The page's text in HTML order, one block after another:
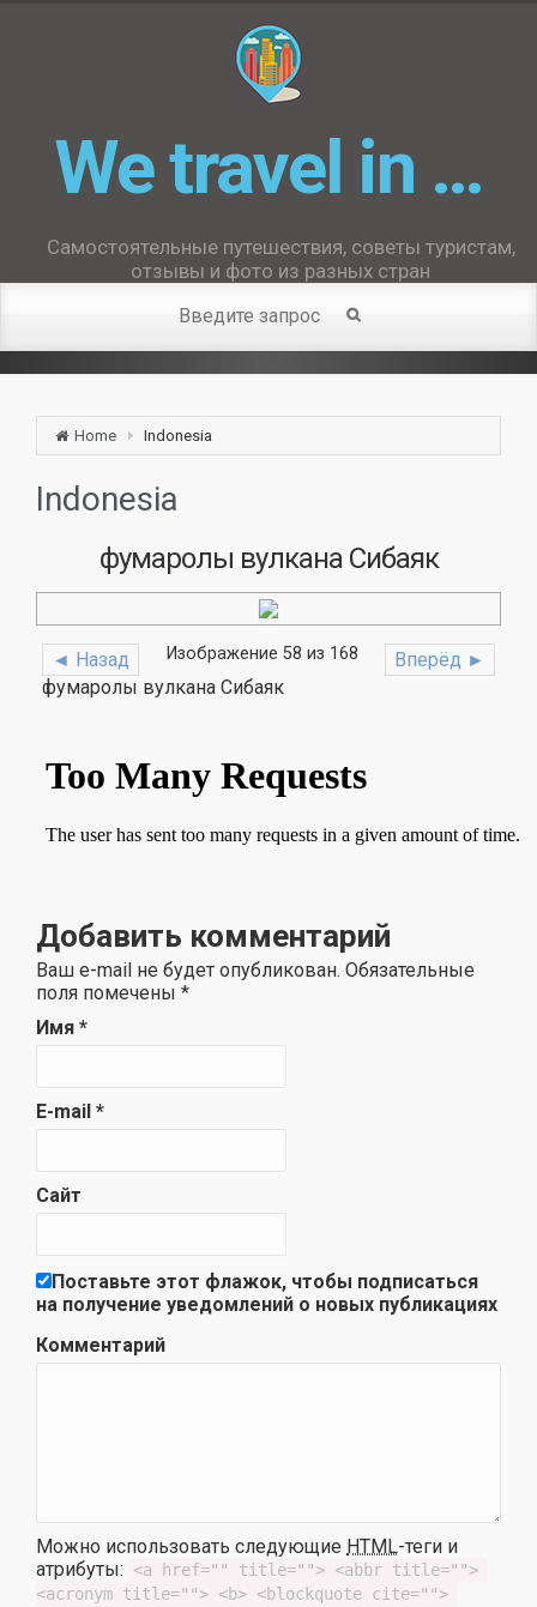
We travel in …
Самостоятельные путешествия, советы туристам,
отзывы и фото из разных стран
Home Indonesia
Indonesia
фумаролы вулкана Сибаяк
◄ Назад Вперёд ►
Изображение 58 из 168
фумаролы вулкана Сибаяк
Добавить комментарий
Ваш e-mail не будет опубликован. Обязательные
поля помечены *
Имя *
E-mail *
Сайт
Поставьте этот флажок, чтобы подписаться
на получение уведомлений о новых публикациях
Комментарий
Можно использовать следующие HTML-теги и
атрибуты: <a href="" title=""> <abbr title="">
<acronym title=""> <b> <blockquote cite="">